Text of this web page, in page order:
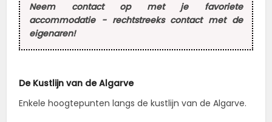
Neem contact op met je favoriete
accommodatie - rechtstreeks contact met de
eigenaren!
De Kustlijn van de Algarve
Enkele hoogtepunten langs de kustlijn van de Algarve.